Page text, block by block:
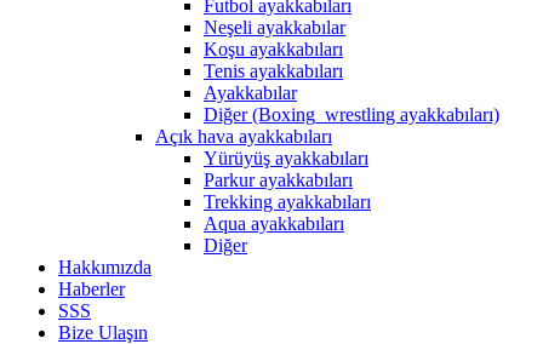
Futbol ayakkabıları
Neşeli ayakkabılar
Koşu ayakkabıları
Tenis ayakkabıları
Ayakkabılar
Diğer (Boxing_wrestling ayakkabıları)
Açık hava ayakkabıları
Yürüyüş ayakkabıları
Parkur ayakkabıları
Trekking ayakkabıları
Aqua ayakkabıları
Diğer
Hakkımızda
Haberler
SSS
Bize Ulaşın